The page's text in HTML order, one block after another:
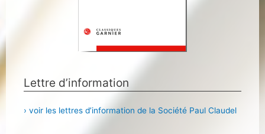
Lettre d’information
› voir les lettres d’information de la Société Paul Claudel